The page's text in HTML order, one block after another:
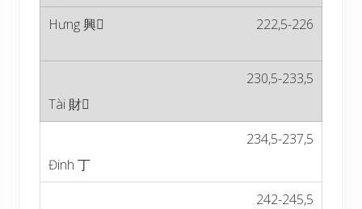
222,5-226
230,5-233,5
234,5-237,5
242-245,5